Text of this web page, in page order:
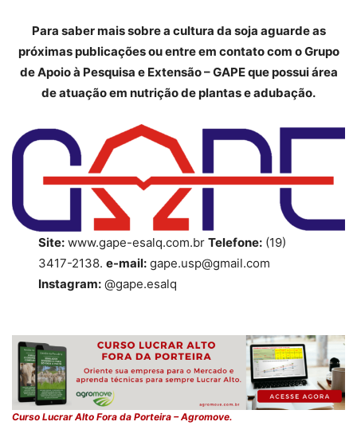
Para saber mais sobre a cultura da soja aguarde as
próximas publicações ou entre em contato com o Grupo
de Apoio à Pesquisa e Extensão – GAPE que possui área
de atuação em nutrição de plantas e adubação.
Site: www.gape-esalq.com.brTelefone: (19)
3417-2138.e-mail: gape.usp@gmail.com
Instagram: @gape.esalq
Curso Lucrar Alto Fora da Porteira – Agromove.